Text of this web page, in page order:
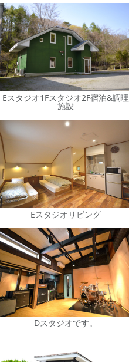
Eスタジオ1Fスタジオ2F宿泊&調理
施設
Eスタジオリビング
Dスタジオです。